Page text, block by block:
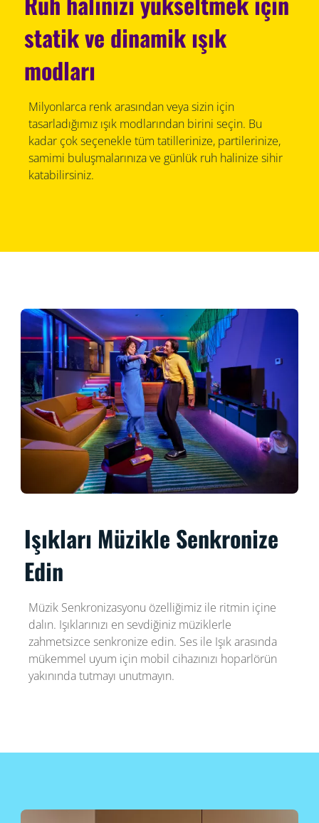
statik ve dinamik ışık
modları
Milyonlarca renk arasından veya sizin için
tasarladığımız ışık modlarından birini seçin. Bu
kadar çok seçenekle tüm tatillerinize, partilerinize,
samimi buluşmalarınıza ve günlük ruh halinize sihir
katabilirsiniz.
Işıkları Müzikle Senkronize
Edin
Müzik Senkronizasyonu özelliğimiz ile ritmin içine
dalın. Işıklarınızı en sevdiğiniz müziklerle
zahmetsizce senkronize edin. Ses ile Işık arasında
mükemmel uyum için mobil cihazınızı hoparlörün
yakınında tutmayı unutmayın.